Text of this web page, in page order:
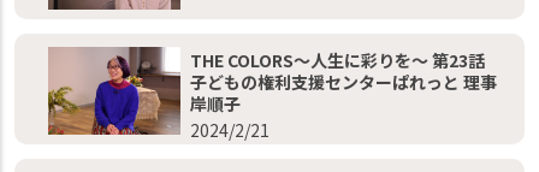
THE COLORS～人生に彩りを～ 第23話
子どもの権利支援センターぱれっと 理事
岸順子
2024/2/21